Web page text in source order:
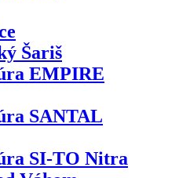
Šariš
EMPIRE
SANTAL
SI-TO Nitra